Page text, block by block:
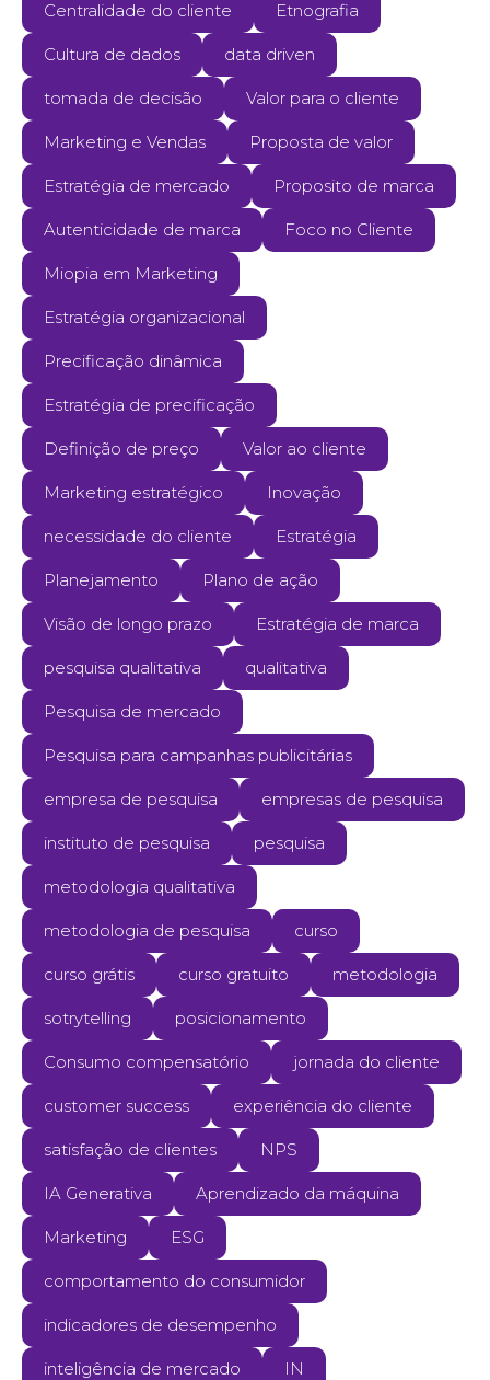
Centralidade do cliente Etnografia
Cultura de dados data driven
tomada de decisão Valor para o cliente
Marketing e Vendas Proposta de valor
Estratégia de mercado Proposito de marca
Autenticidade de marca Foco no Cliente
Miopia em Marketing
Estratégia organizacional
Precificação dinâmica
Estratégia de precificação
Definição de preço Valor ao cliente
Marketing estratégico Inovação
necessidade do cliente Estratégia
Planejamento Plano de ação
Visão de longo prazo Estratégia de marca
pesquisa qualitativa qualitativa
Pesquisa de mercado
Pesquisa para campanhas publicitárias
empresa de pesquisa empresas de pesquisa
instituto de pesquisa pesquisa
metodologia qualitativa
metodologia de pesquisa curso
curso grátis curso gratuito metodologia
sotrytelling posicionamento
Consumo compensatório jornada do cliente
customer success experiência do cliente
satisfação de clientes NPS
IA Generativa Aprendizado da máquina
Marketing ESG
comportamento do consumidor
indicadores de desempenho
inteligência de mercado IN